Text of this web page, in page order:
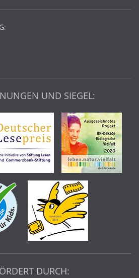
UND SIEGEL:
DURCH: